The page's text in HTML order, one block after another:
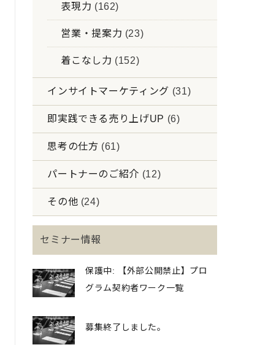
表現力 (162)
営業・提案力 (23)
着こなし力 (152)
インサイトマーケティング (31)
即実践できる売り上げUP (6)
思考の仕方 (61)
パートナーのご紹介 (12)
その他 (24)
セミナー情報
保護中: 【外部公開禁止】プロ
グラム契約者ワーク一覧
募集終了しました。